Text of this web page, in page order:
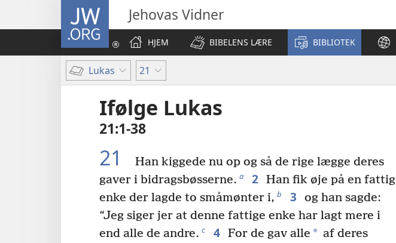
JW.ORG Jehovas Vidner
HJEM
BIBELENS LÆRE BIBLIOTEK
Lukas 21
Ifølge Lukas
21:1-38
21
Han kiggede nu op og så de rige lægge deres
gaver i bidragsbøsserne. a 2 Han fik øje på en fattig
enke der lagde to småmønter i, b 3
og han sagde:
“Jeg siger jer at denne fattige enke har lagt mere i
end alle de andre. c 4 For de gav alle * af deres